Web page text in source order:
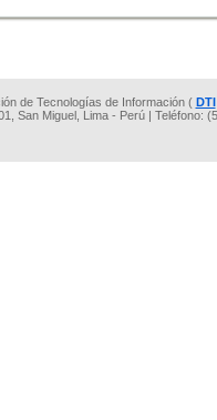
de Tecnologías de Información ( DTI
San Miguel, Lima - Perú | Teléfono: